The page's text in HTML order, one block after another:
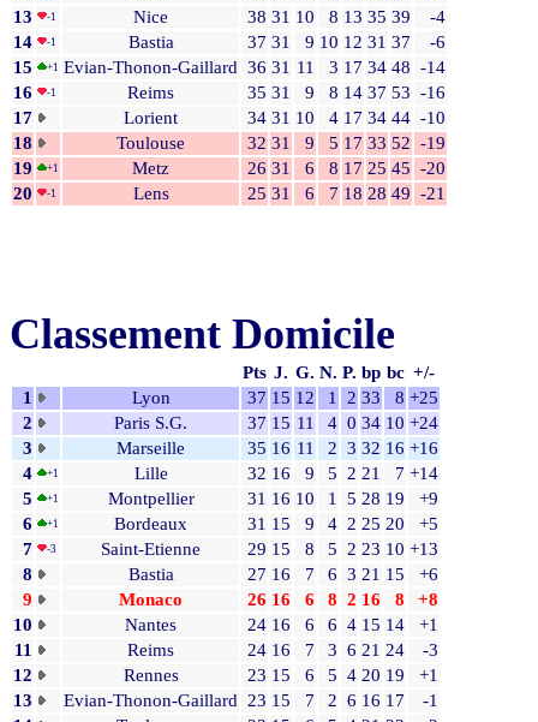
13
-1 Nice 38 31 10 8 13 35 39
-4
14
-1 Bastia 37 31 9 10 12 31 37
-6
15
+1 Evian-Thonon-Gaillard 36 31 11 3 17 34 48 -14
16
-1 Reims 35 31 9 8 14 37 53 -16
17
Lorient 34 31 10 4 17 34 44 -10
18
Toulouse 32 31 9 5 17 33 52 -19
19
+1 Metz 26 31 6 8 17 25 45 -20
20
-1 Lens 25 31 6 7 18 28 49 -21
Classement Domicile
Pts J. G. N. P. bp bc +/-
1
Lyon 37 15 12 1 2 33 8 +25
2
Paris S.G. 37 15 11 4 0 34 10 +24
3
Marseille 35 16 11 2 3 32 16 +16
4
+1 Lille 32 16 9 5 2 21 7 +14
5
+1 Montpellier 31 16 10 1 5 28 19
+9
6
+1 Bordeaux 31 15 9 4 2 25 20
+5
7
-3 Saint-Etienne 29 15 8 5 2 23 10 +13
8
Bastia 27 16 7 6 3 21 15
+6
9
Monaco 26 16 6 8 2 16 8
+8
10
Nantes 24 16 6 6 4 15 14
+1
11
Reims 24 16 7 3 6 21 24
-3
12
Rennes 23 15 6 5 4 20 19
+1
13
Evian-Thonon-Gaillard 23 15 7 2 6 16 17
-1